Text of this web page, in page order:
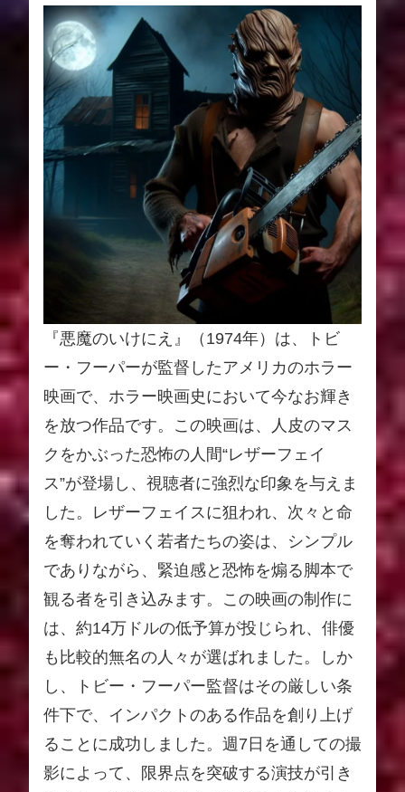
『悪魔のいけにえ』（1974年）は、トビ
ー・フーパーが監督したアメリカのホラー
映画で、ホラー映画史において今なお輝き
を放つ作品です。この映画は、人皮のマス
クをかぶった恐怖の人間“レザーフェイ
ス”が登場し、視聴者に強烈な印象を与えま
した。レザーフェイスに狙われ、次々と命
を奪われていく若者たちの姿は、シンプル
でありながら、緊迫感と恐怖を煽る脚本で
観る者を引き込みます。この映画の制作に
は、約14万ドルの低予算が投じられ、俳優
も比較的無名の人々が選ばれました。しか
し、トビー・フーパー監督はその厳しい条
件下で、インパクトのある作品を創り上げ
ることに成功しました。週7日を通しての撮
影によって、限界点を突破する演技が引き